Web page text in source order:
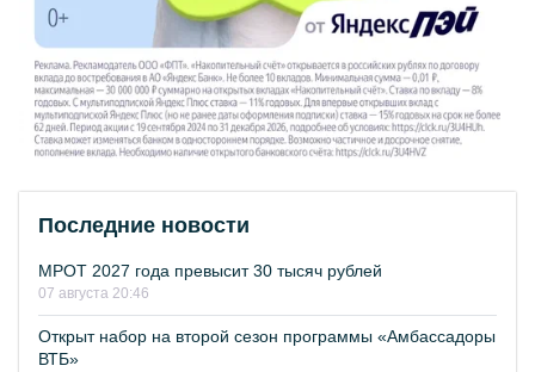
Последние новости
МРОТ 2027 года превысит 30 тысяч рублей
07 августа 20:46
Открыт набор на второй сезон программы «Амбассадоры
ВТБ»